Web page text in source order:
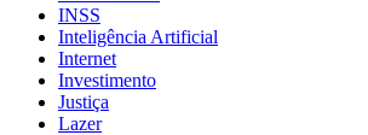
INSS
Inteligência Artificial
Internet
Investimento
Justiça
Lazer